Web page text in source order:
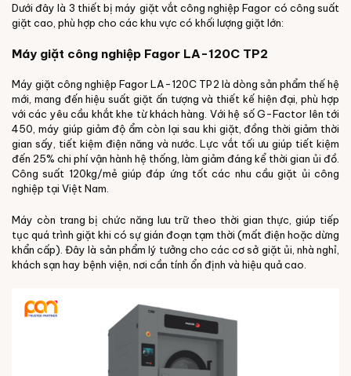
Dưới đây là 3 thiết bị máy giặt vắt công nghiệp Fagor có công suất
giặt cao, phù hợp cho các khu vực có khối lượng giặt lớn:
Máy giặt công nghiệp Fagor LA-120C TP2
Máy giặt công nghiệp Fagor LA-120C TP2 là dòng sản phẩm thế hệ
mới, mang đến hiệu suất giặt ấn tượng và thiết kế hiện đại, phù hợp
với các yêu cầu khắt khe từ khách hàng. Với hệ số G-Factor lên tới
450, máy giúp giảm độ ẩm còn lại sau khi giặt, đồng thời giảm thời
gian sấy, tiết kiệm điện năng và nước. Lực vắt tối ưu giúp tiết kiệm
đến 25% chi phí vận hành hệ thống, làm giảm đáng kể thời gian ủi đồ.
Công suất 120kg/mẻ giúp đáp ứng tốt các nhu cầu giặt ủi công
nghiệp tại Việt Nam.
Máy còn trang bị chức năng lưu trữ theo thời gian thực, giúp tiếp
tục quá trình giặt khi có sự gián đoạn tạm thời (mất điện hoặc dừng
khẩn cấp). Đây là sản phẩm lý tưởng cho các cơ sở giặt ủi, nhà nghỉ,
khách sạn hay bệnh viện, nơi cần tính ổn định và hiệu quả cao.